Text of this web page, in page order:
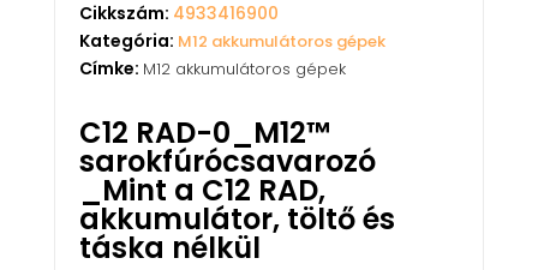
Cikkszám: 4933416900
Kategória: M12 akkumulátoros gépek
Címke: M12 akkumulátoros gépek
C12 RAD-0_M12™
sarokfúrócsavarozó
_Mint a C12 RAD,
akkumulátor, töltő és
táska nélkül